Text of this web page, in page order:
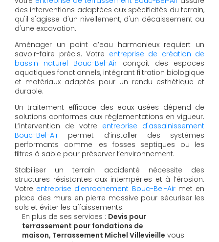
des interventions adaptées aux spécificités du terrain,
qu'il s'agisse d'un nivellement, d'un décaissement ou
d'une excavation.
Aménager un point d’eau harmonieux requiert un
savoir-faire précis. Votre entreprise de création de
bassin naturel Bouc-Bel-Air conçoit des espaces
aquatiques fonctionnels, intégrant filtration biologique
et matériaux adaptés pour un rendu esthétique et
durable.
Un traitement efficace des eaux usées dépend de
solutions conformes aux réglementations en vigueur.
L’intervention de votre entreprise d'assainissement
Bouc-Bel-Air permet d’installer des systèmes
performants comme les fosses septiques ou les
filtres à sable pour préserver l’environnement.
Stabiliser un terrain accidenté nécessite des
structures résistantes aux intempéries et à l’érosion.
Votre entreprise d'enrochement Bouc-Bel-Airmet en
place des murs en pierre massive pour sécuriser les
sols et éviter les affaissements.
En plus de ses services : Devis pour
terrassement pour fondations de
maison, Terrassement Michel Villevieille vous